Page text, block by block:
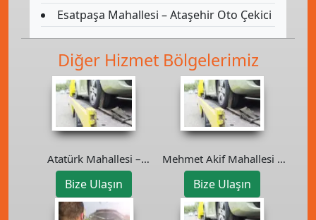
Esatpaşa Mahallesi – Ataşehir Oto Çekici
Diğer Hizmet Bölgelerimiz
Atatürk Mahallesi –
Sancaktepe Oto Kurtarıcı
Bize Ulaşın
Mehmet Akif Mahallesi –
Sultanbeyli Oto Kurtarıcı
Bize Ulaşın